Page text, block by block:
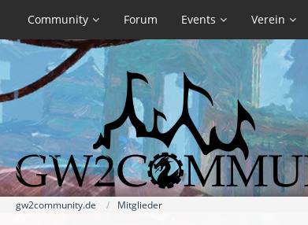
Community Forum Events Verein
gw2community.de Mitglieder